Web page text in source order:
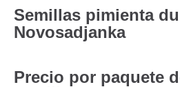
Semillas pimienta
Novosadjanka
Precio por paquete